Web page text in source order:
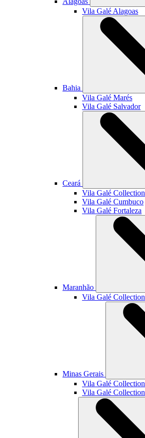
Vila Galé Alagoas
Bahia
Vila Galé Marés
Vila Galé Salvador
Ceará
Vila Galé Collection
Vila Galé Cumbuco
Vila Galé Fortaleza
Maranhão
Vila Galé Collection
Minas Gerais
Vila Galé Collection
Vila Galé Collection